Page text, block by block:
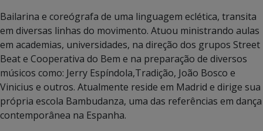
Bailarina e coreógrafa de uma linguagem eclética, transita
em diversas linhas do movimento. Atuou ministrando aulas
em academias, universidades, na direção dos grupos Street
Beat e Cooperativa do Bem e na preparação de diversos
músicos como: Jerry Espíndola,Tradição, João Bosco e
Vinicius e outros. Atualmente reside em Madrid e dirige sua
própria escola Bambudanza, uma das referências em dança
contemporânea na Espanha.